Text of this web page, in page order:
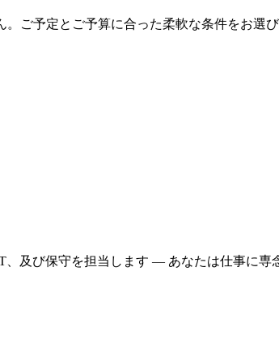
ご予定とご予算に合った柔軟な条件をお選
及び保守を担当します — あなたは仕事に専